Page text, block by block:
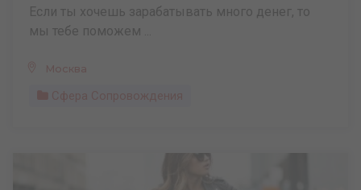
Если ты хочешь зарабатывать много денег, то
мы тебе поможем ...
Москва
Сфера Сопровождения